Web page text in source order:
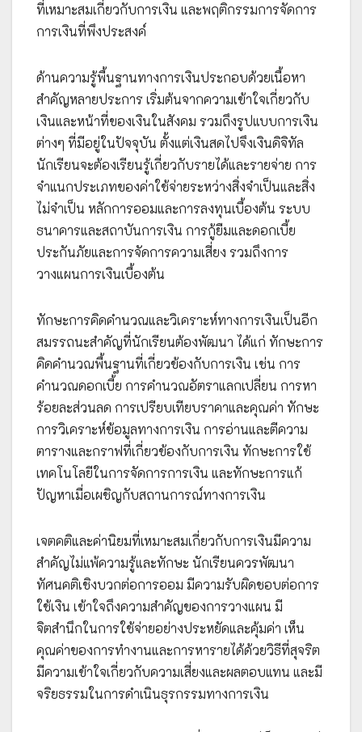
ที่เหมาะสมเกี่ยวกับการเงิน และพฤติกรรมการจัดการ
การเงินที่พึงประสงค์
ด้านความรู้พื้นฐานทางการเงินประกอบด้วยเนื้อหา
สำคัญหลายประการ เริ่มต้นจากความเข้าใจเกี่ยวกับ
เงินและหน้าที่ของเงินในสังคม รวมถึงรูปแบบการเงิน
ต่างๆ ที่มีอยู่ในปัจจุบัน ตั้งแต่เงินสดไปจึงเงินดิจิทัล
นักเรียนจะต้องเรียนรู้เกี่ยวกับรายได้และรายจ่าย การ
จำแนกประเภทของค่าใช้จ่ายระหว่างสิ่งจำเป็นและสิ่ง
ไม่จำเป็น หลักการออมและการลงทุนเบื้องต้น ระบบ
ธนาคารและสถาบันการเงิน การกู้ยืมและดอกเบี้ย
ประกันภัยและการจัดการความเสี่ยง รวมถึงการ
วางแผนการเงินเบื้องต้น
ทักษะการคิดคำนวณและวิเคราะห์ทางการเงินเป็นอีก
สมรรถนะสำคัญที่นักเรียนต้องพัฒนา ได้แก่ ทักษะการ
คิดคำนวณพื้นฐานที่เกี่ยวข้องกับการเงิน เช่น การ
คำนวณดอกเบี้ย การคำนวณอัตราแลกเปลี่ยน การหา
ร้อยละส่วนลด การเปรียบเทียบราคาและคุณค่า ทักษะ
การวิเคราะห์ข้อมูลทางการเงิน การอ่านและตีความ
ตารางและกราฟที่เกี่ยวข้องกับการเงิน ทักษะการใช้
เทคโนโลยีในการจัดการการเงิน และทักษะการแก้
ปัญหาเมื่อเผชิญกับสถานการณ์ทางการเงิน
เจตคติและค่านิยมที่เหมาะสมเกี่ยวกับการเงินมีความ
สำคัญไม่แพ้ความรู้และทักษะ นักเรียนควรพัฒนา
ทัศนคติเชิงบวกต่อการออม มีความรับผิดชอบต่อการ
ใช้เงิน เข้าใจถึงความสำคัญของการวางแผน มี
จิตสำนึกในการใช้จ่ายอย่างประหยัดและคุ้มค่า เห็น
คุณค่าของการทำงานและการหารายได้ด้วยวิธีที่สุจริต
มีความเข้าใจเกี่ยวกับความเสี่ยงและผลตอบแทน และมี
จริยธรรมในการดำเนินธุรกรรมทางการเงิน